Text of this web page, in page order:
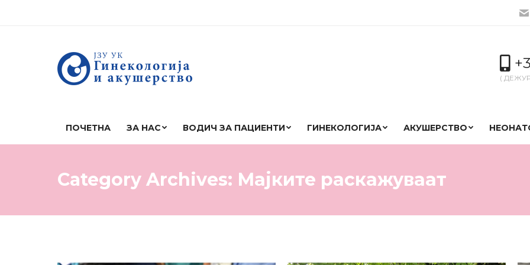
(
ПОЧЕТНА ЗА НАС ВОДИЧ ЗА ПАЦИЕНТИ ГИНЕКОЛОГИЈА АКУШЕРСТВО
Category Archives: Мајките раскажуваат